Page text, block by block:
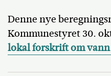
Denne nye
Kommunestyret 30.
lokal forskrift om